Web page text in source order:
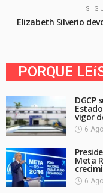
Elizabeth Silverio
PORQUE
DGCP
vigor
6
Meta
6